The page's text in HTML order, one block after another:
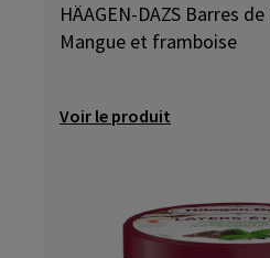
HÄAGEN-DAZS Barres
Mangue et framboise
Voir le produit